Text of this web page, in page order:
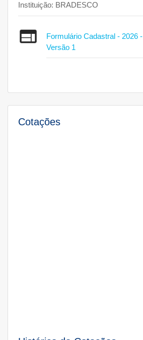
Instituição: BRADESCO
Formulário Cadastral - 2026 -
Versão 1
Cotações